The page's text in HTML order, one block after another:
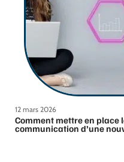
12 mars 2026
Comment mettre en
communication d’une